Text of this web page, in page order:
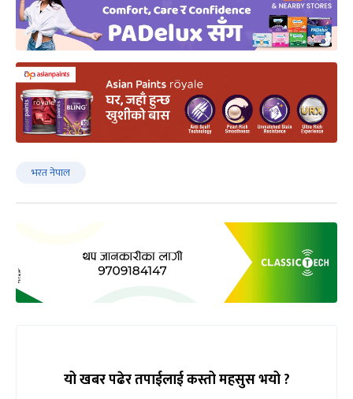
भरत नेपाल
यो खबर पढेर तपाईलाई कस्तो महसुस भयो ?